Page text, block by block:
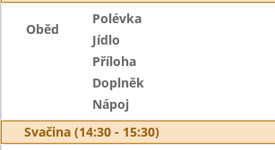
Oběd
Polévka
Jídlo
Příloha
Doplněk
Nápoj
Svačina (14:30 - 15:30)